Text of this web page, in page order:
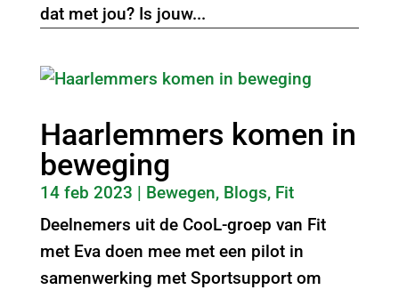
dat met jou? Is jouw...
Haarlemmers komen in
beweging
14 feb 2023 | Bewegen, Blogs, Fit
Deelnemers uit de CooL-groep van Fit
met Eva doen mee met een pilot in
samenwerking met Sportsupport om